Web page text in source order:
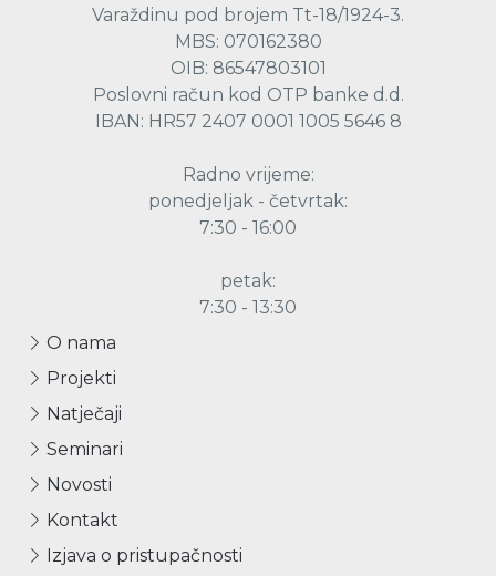
Varaždinu pod brojem Tt-18/1924-3.
MBS: 070162380
OIB: 86547803101
Poslovni račun kod OTP banke d.d.
IBAN: HR57 2407 0001 1005 5646 8
Radno vrijeme:
ponedjeljak - četvrtak:
7:30 - 16:00
petak:
7:30 - 13:30
O nama
Projekti
Natječaji
Seminari
Novosti
Kontakt
Izjava o pristupačnosti